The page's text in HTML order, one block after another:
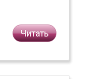
Читать